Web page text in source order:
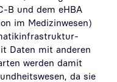
B und dem eHBA
im Medizinwesen)
Daten mit anderen
werden damit
da sie